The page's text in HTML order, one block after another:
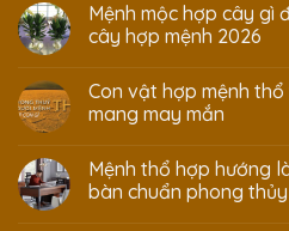
Mệnh mộc hợp cây gì
cây hợp mệnh 2026
Con vật hợp mệnh
mang may mắn
Mệnh thổ hợp hướng
bàn chuẩn phong thủy